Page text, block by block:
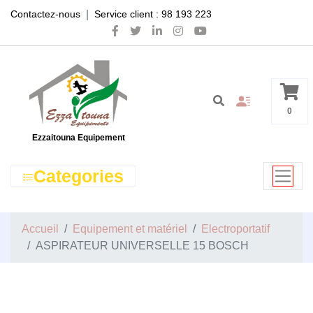
Contactez-nous Service client : 98 193 223
Ezzaitouna Equipement
0
Categories
Accueil Equipement et matériel
Electroportatif
ASPIRATEUR UNIVERSELLE 15 BOSCH